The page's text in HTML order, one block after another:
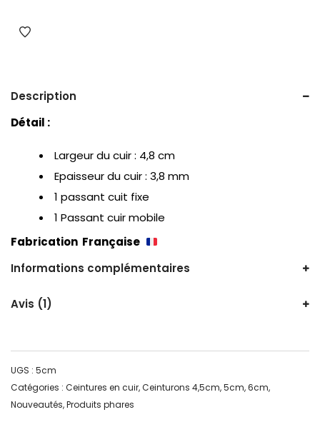
Description
Détail :
Largeur du cuir : 4,8 cm
Epaisseur du cuir : 3,8 mm
1 passant cuit fixe
1 Passant cuir mobile
Fabrication Française
Informations complémentaires
Avis (1)
UGS : 5cm
Catégories : Ceintures en cuir,Ceinturons 4,5cm, 5cm, 6cm,
Nouveautés,Produits phares